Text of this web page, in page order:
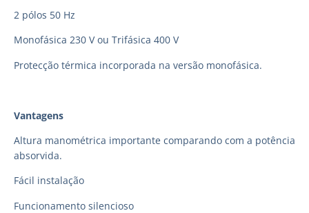
2 pólos 50 Hz
Monofásica 230 V ou Trifásica 400 V
Protecção térmica incorporada na versão monofásica.
Vantagens
Altura manométrica importante comparando com a potência
absorvida.
Fácil instalação
Funcionamento silencioso